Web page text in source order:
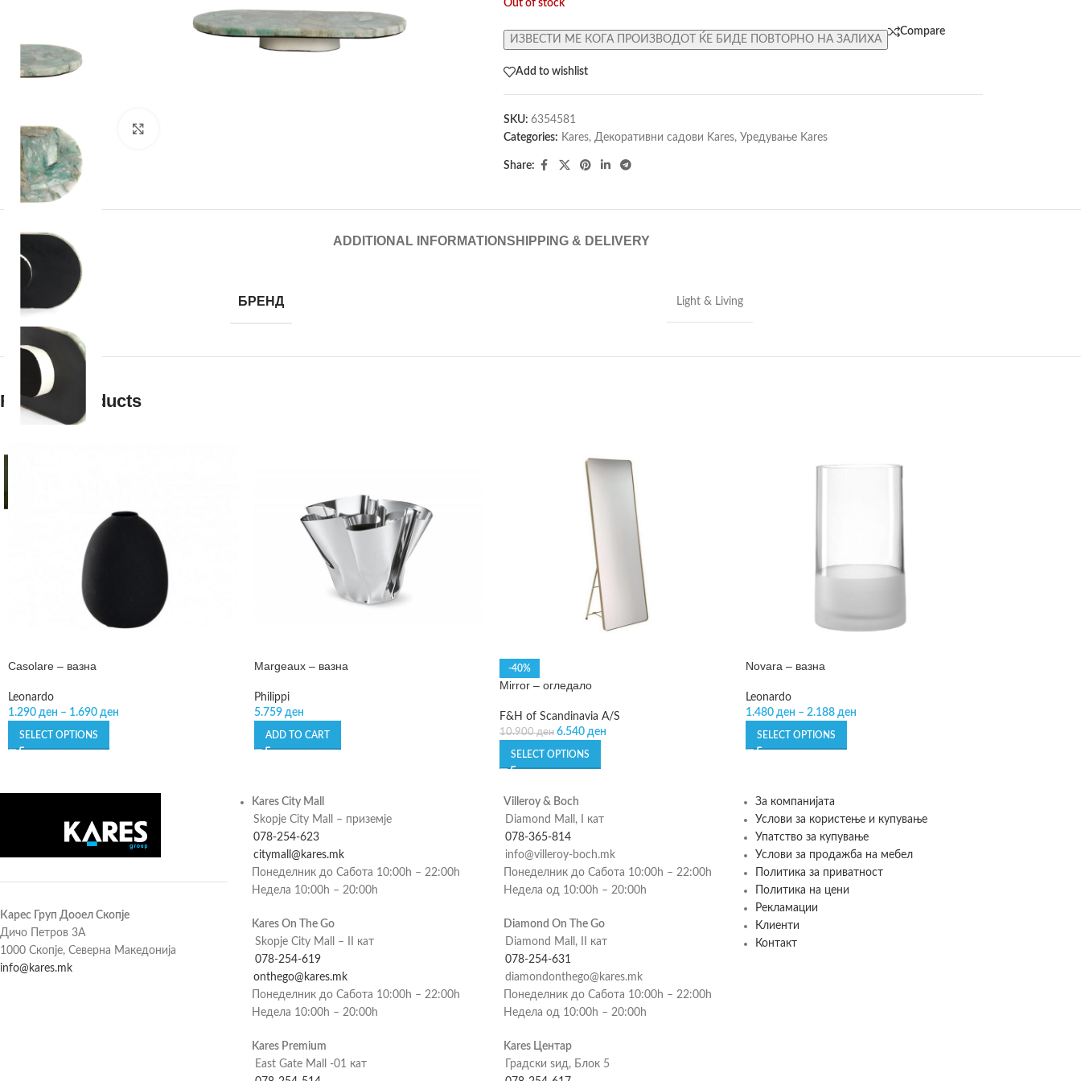
Out of stock
ИЗВЕСТИ МЕ КОГА ПРОИЗВОДОТ ЌЕ БИДЕ ПОВТОРНО НА ЗАЛИХА
Compare
Add to wishlist
SKU: 6354581
Categories: Kares, Декоративни садови Kares, Уредување Kares
Share:
ADDITIONAL INFORMATIONSHIPPING & DELIVERY
БРЕНД Light & Living
Related products
Casolare – вазна
Leonardo
1.290 ден – 1.690 ден
SELECT OPTIONS
Margeaux – вазна
Philippi
5.759 ден
ADD TO CART
-40%
Mirror – огледало
F&H of Scandinavia A/S
10.900ден 6.540 ден
SELECT OPTIONS
Novara – вазна
Leonardo
1.480 ден – 2.188 ден
SELECT OPTIONS
Карес Груп Дооел Скопје
Дичо Петров 3А
1000 Скопје, Северна Македонија
info@kares.mk
Kares City Mall
Skopje City Mall – приземје
078-254-623
citymall@kares.mk
Понеделник до Сабота 10:00h – 22:00h
Недела 10:00h – 20:00h
Kares On The Go
Skopje City Mall – II кат
078-254-619
onthego@kares.mk
Понеделник до Сабота 10:00h – 22:00h
Недела 10:00h – 20:00h
Kares Premium
East Gate Mall -01 кат
Villeroy & Boch
Diamond Mall, I кат
078-365-814
info@villeroy-boch.mk
Понеделник до Сабота 10:00h – 22:00h
Недела од 10:00h – 20:00h
Diamond On The Go
Diamond Mall, II кат
078-254-631
diamondonthego@kares.mk
Понеделник до Сабота 10:00h – 22:00h
Недела од 10:00h – 20:00h
Kares Центар
Градски ѕид, Блок 5
За компанијата
Услови за користење и купување
Упатство за купување
Услови за продажба на мебел
Политика за приватност
Политика на цени
Рекламации
Клиенти
Контакт